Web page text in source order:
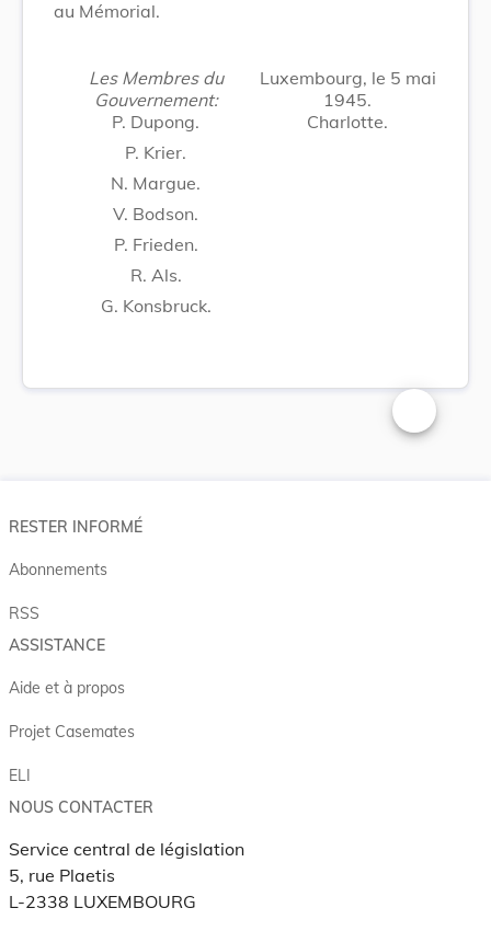
au Mémorial.
Les Membres du
Gouvernement:
P. Dupong.
P. Krier.
N. Margue.
V. Bodson.
P. Frieden.
R. Als.
G. Konsbruck.
Luxembourg, le 5 mai
1945.
Charlotte.
Changer la
RESTER INFORMÉ
Abonnements
RSS
ASSISTANCE
Aide et à propos
Projet Casemates
ELI
NOUS CONTACTER
Service central de législation
5, rue Plaetis
L-2338 LUXEMBOURG